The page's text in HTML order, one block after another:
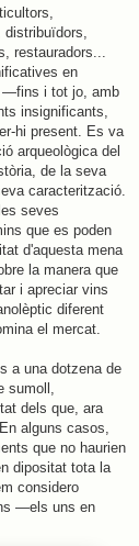
distribuïdors,
restauradors...
en
—fins i tot jo, amb
insignificants,
hi present. Es va
arqueològica del
de la seva
caracterització.
seves
que es poden
d'aquesta mena
la manera que
i apreciar vins
diferent
el mercat.
a una dotzena de
sumoll,
dels que, ara
alguns casos,
que no haurien
dipositat tota la
considero
—els uns en